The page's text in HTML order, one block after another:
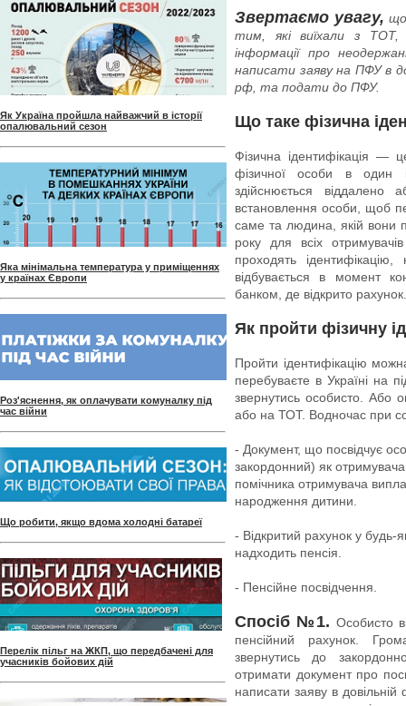
Як Україна пройшла найважчий в історії
опалювальний сезон
Яка мінімальна температура у приміщеннях
у країнах Європи
Роз'яснення, як оплачувати комуналку під
час війни
Що робити, якщо вдома холодні батареї
Перелік пільг на ЖКП, що передбачені для
учасників бойових дій
Звертаємо увагу,
тим, які виїхали з ТОТ,
інформації про
написати заяву на ПФУ в
рф, та подати до ПФУ.
Що таке фізична
Фізична ідентифікація —
фізичної особи в один
здійснюється віддалено
встановлення особи, щоб
саме та людина, якій вони
року для всіх
проходять
відбувається в момент
банком, де відкрито рахунок.
Як пройти фізичну
Пройти ідентифікацію
перебуваєте в Україні на
звернутись особисто. Або
або на ТОТ. Водночас при
- Документ, що посвідчує
закордонний) як
помічника отримувача
народження дитини.
- Відкритий рахунок у будь-
надходить пенсія.
- Пенсійне посвідчення.
Спосіб №1. Особисто
пенсійний рахунок.
звернутись до
отримати документ про
написати заяву в